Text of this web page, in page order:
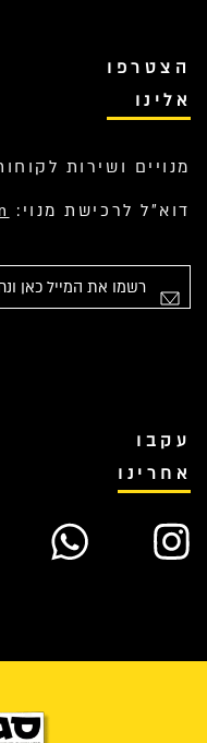
הצטרפו
אלינו
מנויים ושירות לקוחות: 058-
דוא”ל לרכישת מנוי:
אימייל
עקבו
אחרינו